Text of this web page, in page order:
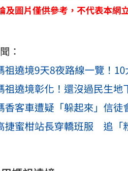
及圖片僅供參考，不代表本網
：
祖遶境9天8夜路線一覽！
祖遶境彰化！還沒過民生
香客車遭疑「躲起來」信
捷蜜柑站長穿轎班服 追「